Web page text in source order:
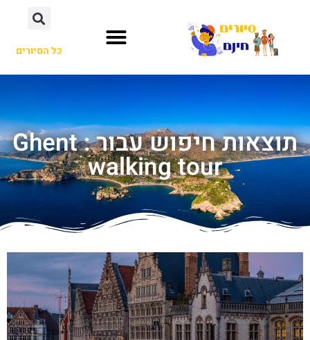
כל הסיורים
תוצאות חיפוש עבור : Ghent
walking tour